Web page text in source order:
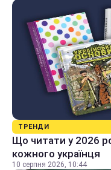
ТРЕНДИ
Що читати у 2026
кожного українця
10 серпня 2026, 10:44